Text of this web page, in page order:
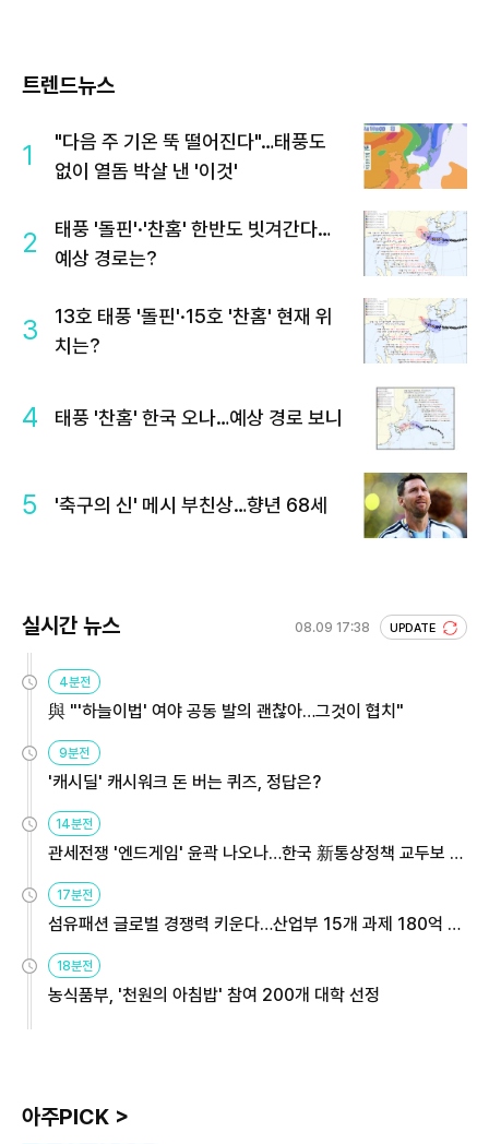
트렌드뉴스
1
"다음 주 기온 뚝 떨어진다"…태풍도
없이 열돔 박살 낸 '이것'
2
태풍 '돌핀'·'찬홈' 한반도 빗겨간다…
예상 경로는?
3
13호 태풍 '돌핀'·15호 '찬홈' 현재 위
치는?
4 태풍 '찬홈' 한국 오나…예상 경로 보니
5 '축구의 신' 메시 부친상…향년 68세
실시간 뉴스 08.09 17:38 UPDATE
4분전
與 "'하늘이법' 여야 공동 발의 괜찮아…그것이 협치"
9분전
'캐시딜' 캐시워크 돈 버는 퀴즈, 정답은?
14분전
관세전쟁 '엔드게임' 윤곽 나오나…한국 新통상정책 교두보 활
17분전
섬유패션 글로벌 경쟁력 키운다…산업부 15개 과제 180억 지
18분전
농식품부, '천원의 아침밥' 참여 200개 대학 선정
아주PICK >